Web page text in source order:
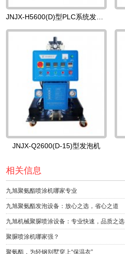
JNJX-Q2600(D-15)型发泡机
相关信息
九旭聚氨酯喷涂机哪家专业
九旭聚氨酯发泡设备：放心之选，省心之道
九旭机械聚脲喷涂设备：专业快速，品质之选
聚脲喷涂机哪家强？
聚氨酯，为轻钢别墅穿上“保温衣”